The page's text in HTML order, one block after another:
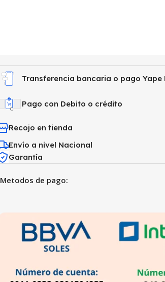
Transferencia bancaria o pago Yape
Pago con Debito o crédito
Recojo en tienda
Envío a nivel Nacional
Garantía
Metodos de pago: